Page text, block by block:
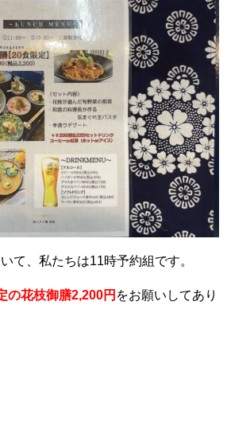
て、私たちは11時予約組です。
の花枝御膳2,200円 をお願いしてあり